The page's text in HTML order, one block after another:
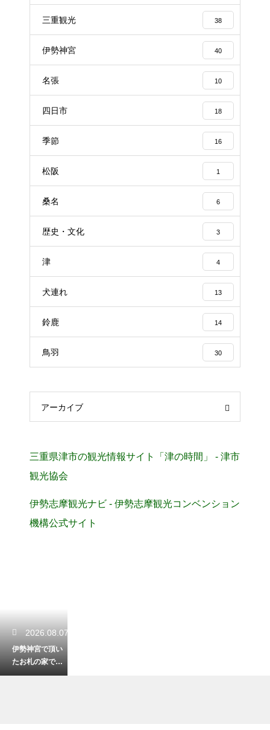
三重観光 38
伊勢神宮 40
名張 10
四日市 18
季節 16
松阪 1
桑名 6
歴史・文化 3
津 4
犬連れ 13
鈴鹿 14
鳥羽 30
アーカイブ
三重県津市の観光情報サイト「津の時間」 - 津市
観光協会
伊勢志摩観光ナビ - 伊勢志摩観光コンベンション
機構公式サイト
2026.08.07
伊勢神宮で頂い
たお札の家での
正しい祀り方！